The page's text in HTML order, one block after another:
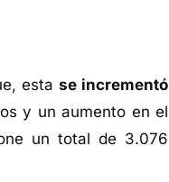
estase incrementó
y un aumento en el
un total de 3.076